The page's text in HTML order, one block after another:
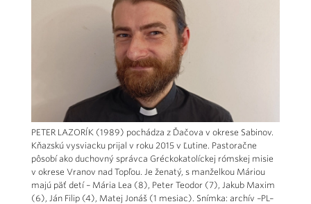
PETER LAZORÍK (1989) pochádza z Ďačova v okrese Sabinov.
Kňazskú vysviacku prijal v roku 2015 v Ľutine. Pastoračne
pôsobí ako duchovný správca Gréckokatolíckej rómskej misie
v okrese Vranov nad Topľou. Je ženatý, s manželkou Máriou
majú päť detí – Mária Lea (8), Peter Teodor (7), Jakub Maxim
(6), Ján Filip (4), Matej Jonáš (1 mesiac). Snímka: archív –PL–